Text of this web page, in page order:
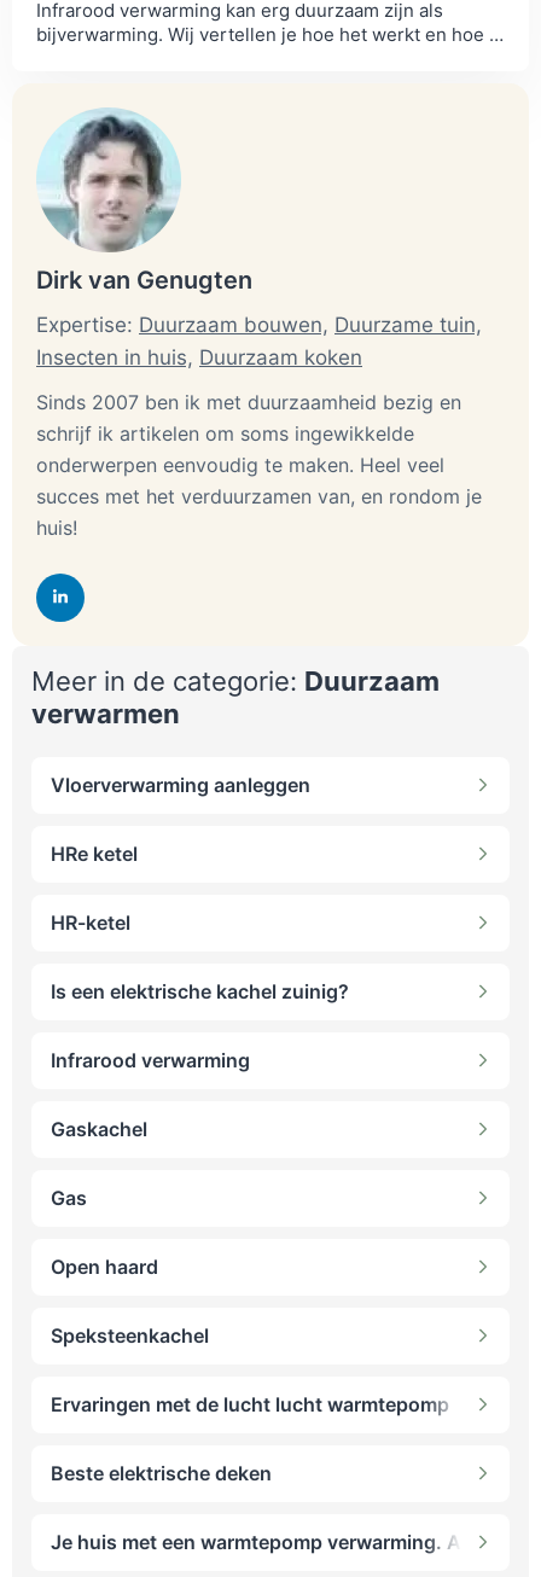
Infrarood verwarming kan erg duurzaam zijn als
bijverwarming. Wij vertellen je hoe het werkt en hoe jij
Dirk van Genugten
Expertise: Duurzaam bouwen, Duurzame tuin,
Insecten in huis, Duurzaam koken
Sinds 2007 ben ik met duurzaamheid bezig en
schrijf ik artikelen om soms ingewikkelde
onderwerpen eenvoudig te maken. Heel veel
succes met het verduurzamen van, en rondom je
huis!
Meer in de categorie: Duurzaam
verwarmen
Vloerverwarming aanleggen
HRe ketel
HR-ketel
Is een elektrische kachel zuinig?
Infrarood verwarming
Gaskachel
Gas
Open haard
Speksteenkachel
Ervaringen met de lucht lucht warmtepomp
Beste elektrische deken
Je huis met een warmtepomp verwarming. Alle